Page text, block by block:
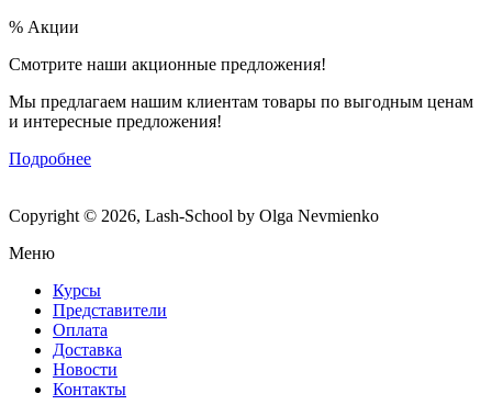
% Акции
Смотрите наши акционные предложения!
Мы предлагаем нашим клиентам товары по выгодным ценам
и интересные предложения!
Подробнее
Copyright © 2026, Lash-School by Olga Nevmienko
Меню
Курсы
Представители
Оплата
Доставка
Новости
Контакты